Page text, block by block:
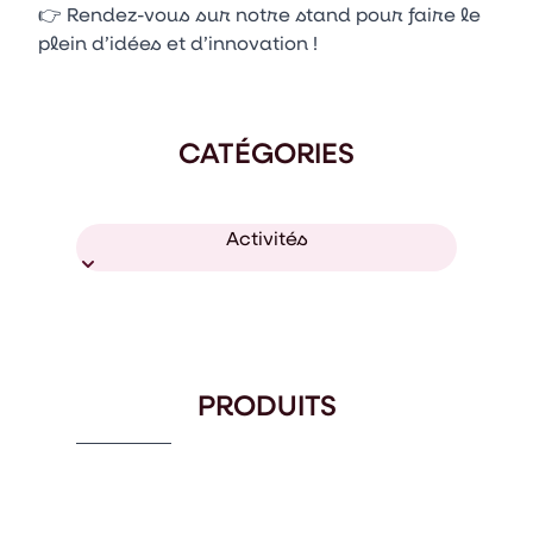
👉 Rendez-vous sur notre stand pour faire le
plein d’idées et d’innovation !
CATÉGORIES
Activités
PRODUITS